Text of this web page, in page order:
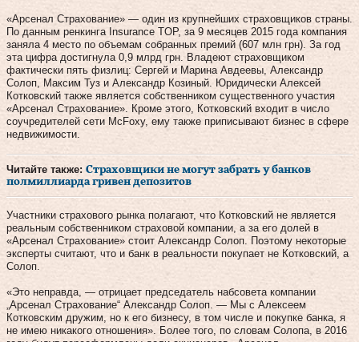
«Арсенал Страхование» — один из крупнейших страховщиков страны.
По данным ренкинга Insurance TOP, за 9 месяцев 2015 года компания
заняла 4 место по объемам собранных премий (607 млн грн). За год
эта цифра достигнула 0,9 млрд грн. Владеют страховщиком
фактически пять физлиц: Сергей и Марина Авдеевы, Александр
Солоп, Максим Туз и Александр Козиный. Юридически Алексей
Котковский также является собственником существенного участия
«Арсенал Страхование». Кроме этого, Котковский входит в число
соучредителей сети McFoxy, ему также приписывают бизнес в сфере
недвижимости.
Читайте также: Страховщики не могут забрать у банков
полмиллиарда гривен депозитов
Участники страхового рынка полагают, что Котковский не является
реальным собственником страховой компании, а за его долей в
«Арсенал Страхование» стоит Александр Солоп. Поэтому некоторые
эксперты считают, что и банк в реальности покупает не Котковский, а
Солоп.
«Это неправда, — отрицает председатель набсовета компании
„Арсенал Страхование“ Александр Солоп. — Мы с Алексеем
Котковским дружим, но к его бизнесу, в том числе и покупке банка, я
не имею никакого отношения». Более того, по словам Солопа, в 2016